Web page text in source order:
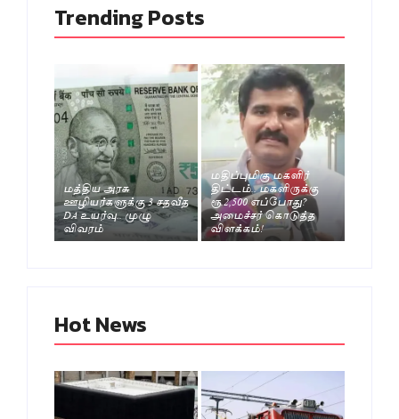
Trending Posts
மத்திய அரசு
ஊழியர்களுக்கு 3 சதவீத
DA உயர்வு.. முழு
விவரம்
மதிப்புமிகு மகளிர்
திட்டம்.. மகளிருக்கு
ரூ.2,500 எப்போது?
அமைச்சர் கொடுத்த
விளக்கம்!
Hot News